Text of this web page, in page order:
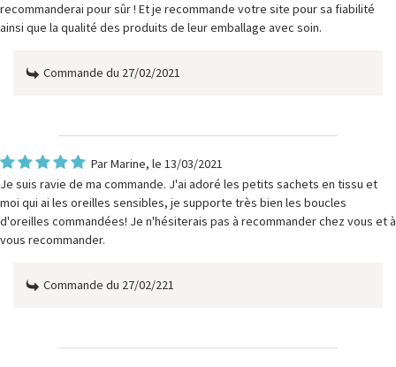
recommanderai pour sûr ! Et je recommande votre site pour sa fiabilité
ainsi que la qualité des produits de leur emballage avec soin.
Commande du 27/02/2021
ParMarine, le 13/03/2021
Je suis ravie de ma commande. J'ai adoré les petits sachets en tissu et
moi qui ai les oreilles sensibles, je supporte très bien les boucles
d'oreilles commandées! Je n'hésiterais pas à recommander chez vous et à
vous recommander.
Commande du 27/02/221